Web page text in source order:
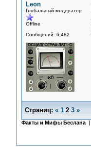
Leon
Глобальный модератор
Offline
Сообщений: 6,482
Страниц: « 1 2 3 »
Факты и Мифы Беслана|